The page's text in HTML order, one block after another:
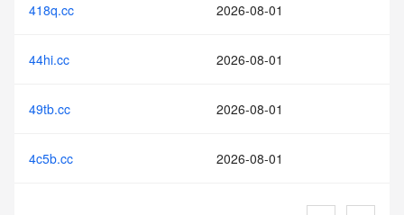
418q.cc 2026-08-01
44hi.cc 2026-08-01
49tb.cc 2026-08-01
4c5b.cc 2026-08-01